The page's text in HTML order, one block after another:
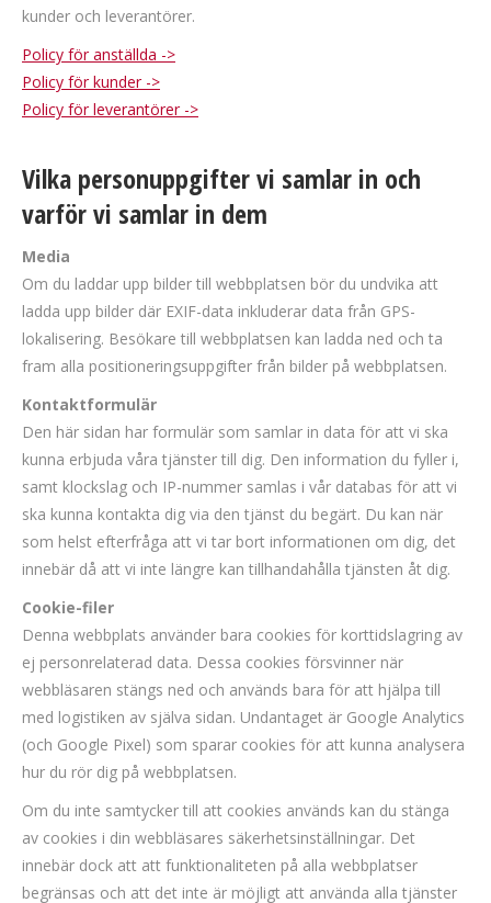
kunder och leverantörer.
Policy för anställda ->
Policy för kunder ->
Policy för leverantörer ->
Vilka personuppgifter vi samlar in och
varför vi samlar in dem
Media
Om du laddar upp bilder till webbplatsen bör du undvika att
ladda upp bilder där EXIF-data inkluderar data från GPS-
lokalisering. Besökare till webbplatsen kan ladda ned och ta
fram alla positioneringsuppgifter från bilder på webbplatsen.
Kontaktformulär
Den här sidan har formulär som samlar in data för att vi ska
kunna erbjuda våra tjänster till dig. Den information du fyller i,
samt klockslag och IP-nummer samlas i vår databas för att vi
ska kunna kontakta dig via den tjänst du begärt. Du kan när
som helst efterfråga att vi tar bort informationen om dig, det
innebär då att vi inte längre kan tillhandahålla tjänsten åt dig.
Cookie-filer
Denna webbplats använder bara cookies för korttidslagring av
ej personrelaterad data. Dessa cookies försvinner när
webbläsaren stängs ned och används bara för att hjälpa till
med logistiken av själva sidan. Undantaget är Google Analytics
(och Google Pixel) som sparar cookies för att kunna analysera
hur du rör dig på webbplatsen.
Om du inte samtycker till att cookies används kan du stänga
av cookies i din webbläsares säkerhetsinställningar. Det
innebär dock att att funktionaliteten på alla webbplatser
begränsas och att det inte är möjligt att använda alla tjänster